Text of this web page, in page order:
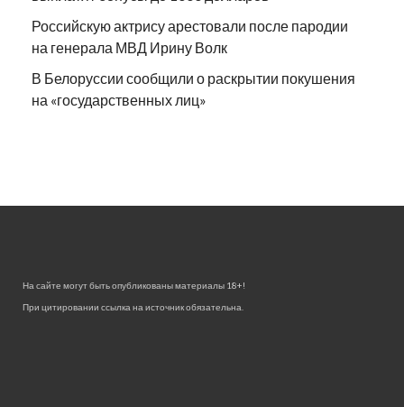
Российскую актрису арестовали после пародии
на генерала МВД Ирину Волк
В Белоруссии сообщили о раскрытии покушения
на «государственных лиц»
На сайте могут быть опубликованы материалы 18+!
При цитировании ссылка на источник обязательна.